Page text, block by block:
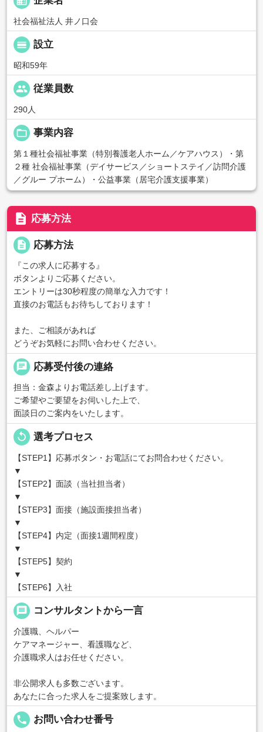
社会福祉法人 井ノ口会
calendar_view_day 設立
昭和59年
people 従業員数
290人
folder_open 事業内容
第１種社会福祉事業（特別養護老人ホーム／ケアハウス）・第
２種 社会福祉事業（デイサービス／ショートステイ／訪問介護
／グルー プホーム）・公益事業（居宅介護支援事業）
description 応募方法
description 応募方法
『この求人に応募する』
ボタンよりご応募ください。
エントリーは30秒程度の簡単な入力です！
直接のお電話もお待ちしております！
また、ご相談があれば
どうぞお気軽にお問い合わせください。
chat 応募受付後の連絡
担当：金森よりお電話差し上げます。
ご希望やご要望をお伺いした上で、
面談日のご案内をいたします。
replay 選考プロセス
【STEP1】応募ボタン・お電話にてお問合わせください。
▼
【STEP2】面談（当社担当者）
▼
【STEP3】面接（施設面接担当者）
▼
【STEP4】内定（面接1週間程度）
▼
【STEP5】契約
▼
【STEP6】入社
message コンサルタントから一言
介護職、ヘルパー
ケアマネージャー、看護職など、
介護職求人はお任せください。
非公開求人も多数ございます。
あなたに合った求人をご提案致します。
local_phone お問い合わせ番号